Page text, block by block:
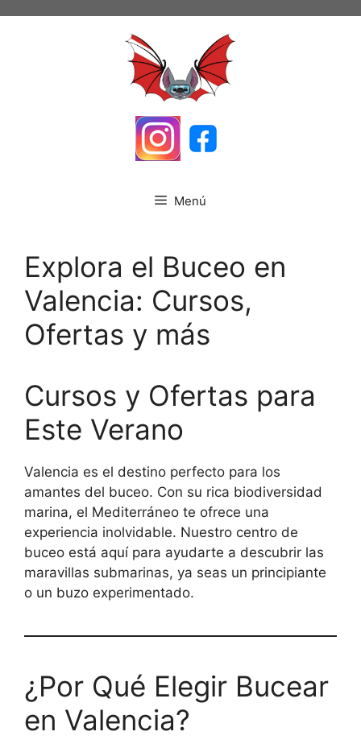
Menú
Explora el Buceo en
Valencia: Cursos,
Ofertas y más
Cursos y Ofertas para
Este Verano
Valencia es el destino perfecto para los
amantes del buceo. Con su rica biodiversidad
marina, el Mediterráneo te ofrece una
experiencia inolvidable. Nuestro centro de
buceo está aquí para ayudarte a descubrir las
maravillas submarinas, ya seas un principiante
o un buzo experimentado.
¿Por Qué Elegir Bucear
en Valencia?